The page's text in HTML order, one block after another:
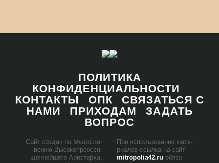
ПОЛИТИКА
КОНФИДЕНЦИАЛЬНОСТИ
КОНТАКТЫ
ОПК
СВЯЗАТЬСЯ С
НАМИ
ПРИХОДАМ
ЗАДАТЬ
ВОПРОС
Сайт со­здан по бла­го­сло­
ве­нию Вы­со­ко­прео­свя­
щен­ней­ше­го Ари­стар­ха,
При ис­поль­зо­ва­нии ма­те­
ри­а­лов ссыл­ка на сайт
mitropolia42.ru обя­за­